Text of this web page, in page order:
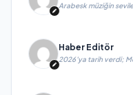
Arabesk müziğin
yitirdi
Haber Editör
2026’ya tarih verdi;